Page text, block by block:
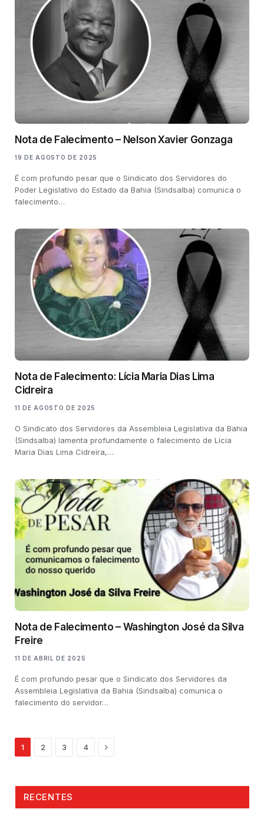
Nota de Falecimento – Nelson Xavier Gonzaga
19 DE AGOSTO DE 2025
É com profundo pesar que o Sindicato dos Servidores do
Poder Legislativo do Estado da Bahia (Sindsalba) comunica o
falecimento…
Nota de Falecimento: Lícia Maria Dias Lima
Cidreira
11 DE AGOSTO DE 2025
O Sindicato dos Servidores da Assembleia Legislativa da Bahia
(Sindsalba) lamenta profundamente o falecimento de Lícia
Maria Dias Lima Cidreira,…
Nota de Falecimento – Washington José da Silva
Freire
11 DE ABRIL DE 2025
É com profundo pesar que o Sindicato dos Servidores da
Assembleia Legislativa da Bahia (Sindsalba) comunica o
falecimento do servidor…
1 2 3 4 Next
RECENTES